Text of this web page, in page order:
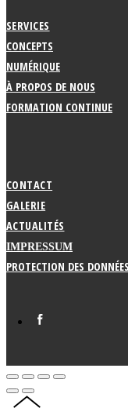
SERVICES
CONCEPTS
NUMÉRIQUE
À PROPOS DE NOUS
FORMATION CONTINUE
CONTACT
GALERIE
ACTUALITÉS
IMPRESSUM
PROTECTION DES DONNÉES